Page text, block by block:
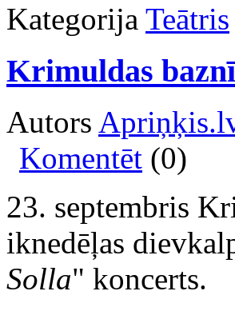
Kategorija Teātris
Krimuldas
Autors
Komentēt (0)
23. septembris
iknedēļas
Solla" koncerts.